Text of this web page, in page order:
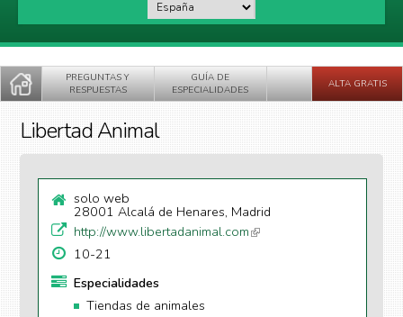
PREGUNTAS Y
RESPUESTAS
GUÍA DE
ESPECIALIDADES
ALTA GRATIS
Libertad Animal
solo web
28001 Alcalá de Henares, Madrid
http://www.libertadanimal.com(li
10-21
Especialidades
Tiendas de animales